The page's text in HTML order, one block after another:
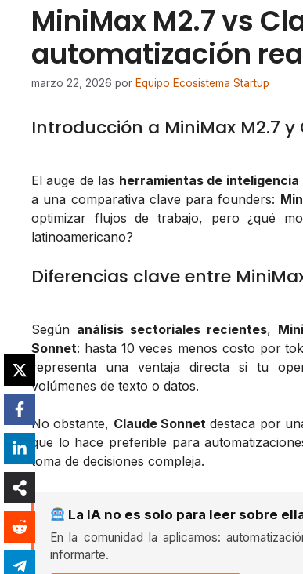
MiniMax M2.7 vs
automatización
marzo 22, 2026 por Equipo Ecosistema Startup
Introducción a MiniMax M2.7 y
El auge de las herramientas de
a una comparativa clave para founders:
optimizar flujos de trabajo, pero ¿qué
latinoamericano?
Diferencias clave entre
Según análisis sectoriales recientes,
Sonnet: hasta 10 veces menos costo por
representa una ventaja directa si tu
volúmenes de texto o datos.
No obstante, Claude Sonnet destaca por
que lo hace preferible para
toma de decisiones compleja.
La IA no es solo para leer sobre
En la comunidad la aplicamos:
informarte.